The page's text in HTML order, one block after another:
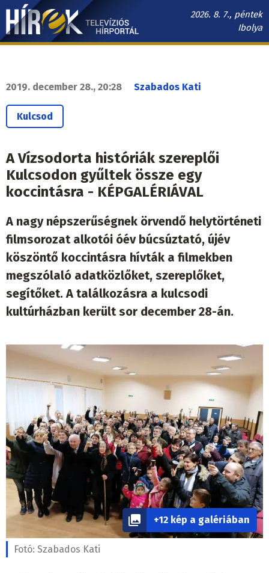
Ugrás
tartalomra
2026. 8. 7., péntek
Ibolya
Hírek.sk
2019. december 28., 20:28 Szabados Kati
Kulcsod
A Vízsodorta históriák szereplői
Kulcsodon gyűltek össze egy
koccintásra - KÉPGALÉRIÁVAL
A nagy népszerűségnek örvendő helytörténeti
filmsorozat alkotói óév búcsúztató, újév
köszöntő koccintásra hívták a filmekben
megszólaló adatközlőket, szereplőket,
segítőket. A találkozásra a kulcsodi
kultúrházban került sor december 28-án.
+12 kép a galériában
Fotó: Szabados Kati